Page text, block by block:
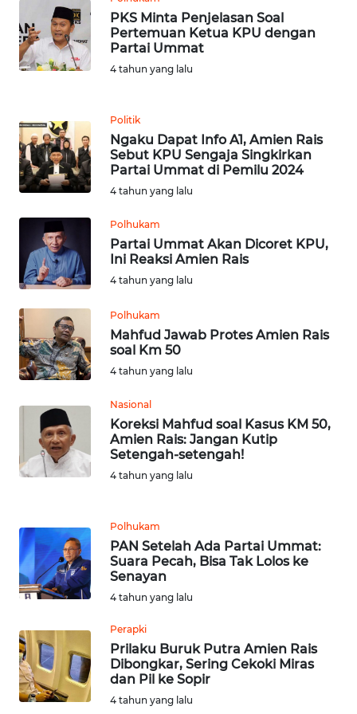
PKS Minta Penjelasan Soal
Pertemuan Ketua KPU dengan
Partai Ummat
4 tahun yang lalu
Politik
Ngaku Dapat Info A1, Amien Rais
Sebut KPU Sengaja Singkirkan
Partai Ummat di Pemilu 2024
4 tahun yang lalu
Polhukam
Partai Ummat Akan Dicoret KPU,
Ini Reaksi Amien Rais
4 tahun yang lalu
Polhukam
Mahfud Jawab Protes Amien Rais
soal Km 50
4 tahun yang lalu
Nasional
Koreksi Mahfud soal Kasus KM 50,
Amien Rais: Jangan Kutip
Setengah-setengah!
4 tahun yang lalu
Polhukam
PAN Setelah Ada Partai Ummat:
Suara Pecah, Bisa Tak Lolos ke
Senayan
4 tahun yang lalu
Perapki
Prilaku Buruk Putra Amien Rais
Dibongkar, Sering Cekoki Miras
dan Pil ke Sopir
4 tahun yang lalu
JABAR
WN
BANTEN
NTT
WN
KEPRI
WN
PAPUA
WN
BARAT
WN
RIAU
WN
SERAMBI
WN
WN
SULTRA
WN
WN
SULTENG